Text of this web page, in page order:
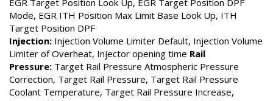
EGR Target Position Look Up, EGR Target Position DPF
Mode, EGR ITH Position Max Limit Base Look Up, ITH
Target Position DPF
Injection: Injection Volume Limiter Default, Injection Volume
Limiter of Overheat, Injector opening time Rail
Pressure: Target Rail Pressure Atmospheric Pressure
Correction, Target Rail Pressure, Target Rail Pressure
Coolant Temperature, Target Rail Pressure Increase,